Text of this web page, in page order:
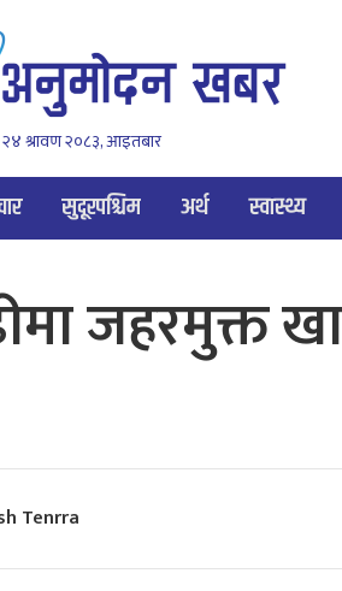
२४ श्रावण २०८३, आइतबार
सुदूरपश्चिम अर्थ स्वास्थ्य
जहरमुक्त
Tenrra